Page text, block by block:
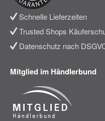
Schnelle Lieferzeiten
Trusted Shops
Datenschutz nach
Mitglied im Händlerbund